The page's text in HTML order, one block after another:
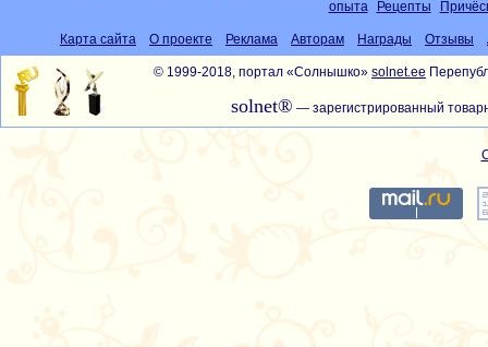
опыта
Рецепты
Карта сайта О проекте Реклама Авторам Награды Отзывы
© 1999-2018, портал «Солнышко» solnet.ee
solnet® — зарегистрированный